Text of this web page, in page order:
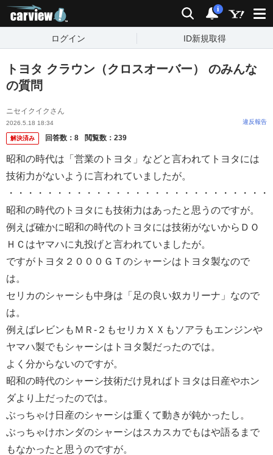
検索 通知
i
ログイン ID新規取得
トヨタ クラウン（クロスオーバー） のみんな
の質問
ニセイクイクさん
2026.5.18 18:34 違反報告
解決済み 回答数： 8 閲覧数： 239
昭和の時代は「営業のトヨタ」などと言われてトヨタには
技術力がないように言われていましたが。
・・・・・・・・・・・・・・・・・・・・・・・・・・・
昭和の時代のトヨタにも技術力はあったと思うのですが。
例えば確かに昭和の時代のトヨタには技術がないからＤＯ
ＨＣはヤマハに丸投げと言われていましたが。
ですがトヨタ２０００ＧＴのシャーシはトヨタ製なので
は。
セリカのシャーシも中身は「足の良い奴カリーナ」なので
は。
例えばレビンもＭＲ‐２もセリカＸＸもソアラもエンジンや
ヤマハ製でもシャーシはトヨタ製だったのでは。
よく分からないのですが。
昭和の時代のシャーシ技術だけ見ればトヨタは日産やホン
ダより上だったのでは。
ぶっちゃけ日産のシャーシは重くて動きが鈍かったし。
ぶっちゃけホンダのシャーシはスカスカでもはや語るまで
もなかったと思うのですが。